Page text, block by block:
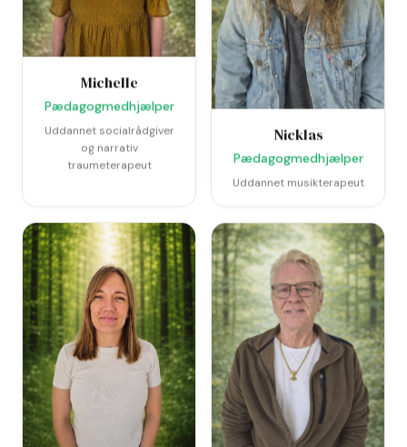
Michelle
Pædagogmedhjælper
Uddannet socialrådgiver
og narrativ
traumeterapeut
Nicklas
Pædagogmedhjælper
Uddannet musikterapeut